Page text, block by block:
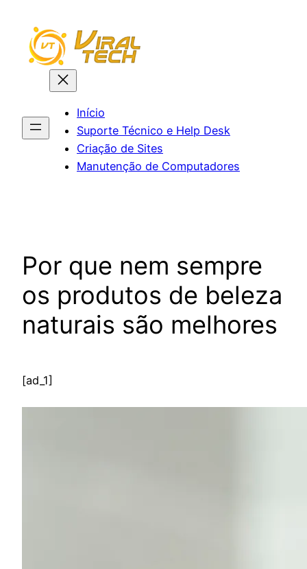
conteúdo
Início
Suporte Técnico e Help Desk
Criação de Sites
Manutenção de Computadores
Por que nem sempre
os produtos de beleza
naturais são melhores
[ad_1]